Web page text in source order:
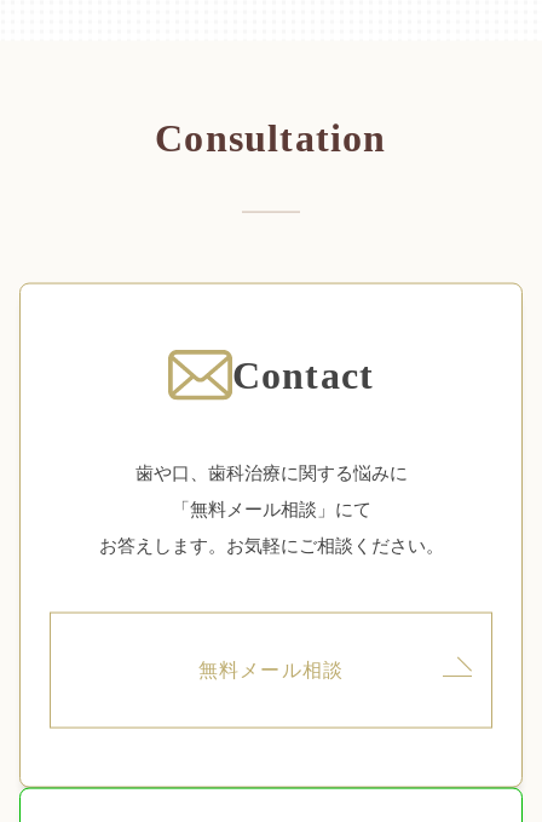
Consultation
Contact
歯や口、歯科治療に関する悩みに
「無料メール相談」にて
お答えします。お気軽にご相談ください。
無料メール相談